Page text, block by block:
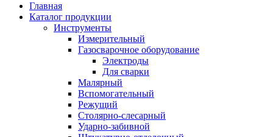
Главная
Каталог продукции
Инструменты
Измерительный
Газосварочное оборудование
Электроды
Для сварки
Малярный
Вспомогательный
Режущий
Столярно-слесарный
Ударно-забивной